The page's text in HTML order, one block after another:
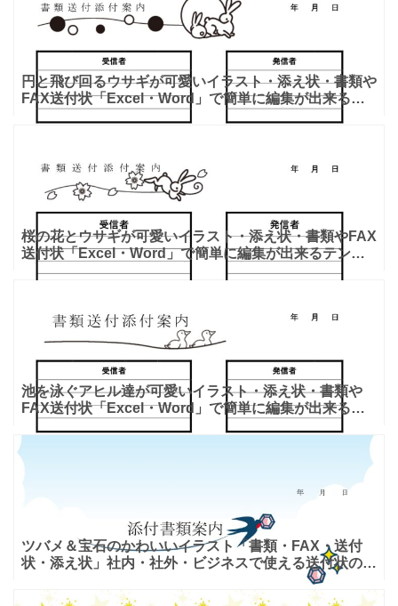
円と飛び回るウサギが可愛いイラスト・添え状・書類や
FAX送付状「Excel・Word」で簡単に編集が出来るテ
桜の花とウサギが可愛いイラスト・添え状・書類やFAX
送付状「Excel・Word」で簡単に編集が出来るテンプ
レートとなります。大学宛や会社宛でも利用が可能な少
池を泳ぐアヒル達が可愛いイラスト・添え状・書類や
FAX送付状「Excel・Word」で簡単に編集が出来るテ
ツバメ＆宝石のかわいいイラスト「書類・FAX・送付
状・添え状」社内・社外・ビジネスで使える送付状のテ
ンプレートとなります。ダウンロードするとエクセルと
ワードがご